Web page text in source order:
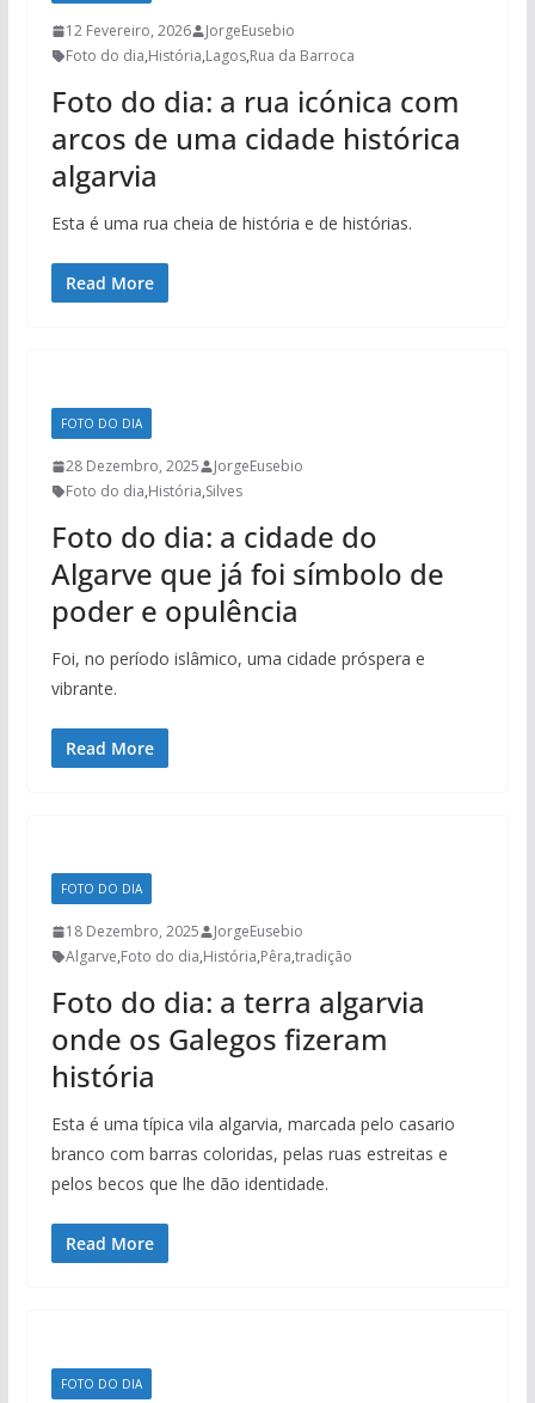
12 Fevereiro, 2026
JorgeEusebio
Foto do dia,História,Lagos,Rua da Barroca
Foto do dia: a rua icónica com
arcos de uma cidade histórica
algarvia
Esta é uma rua cheia de história e de histórias.
Read More
FOTO DO DIA
28 Dezembro, 2025
JorgeEusebio
Foto do dia,História,Silves
Foto do dia: a cidade do
Algarve que já foi símbolo de
poder e opulência
Foi, no período islâmico, uma cidade próspera e
vibrante.
Read More
FOTO DO DIA
18 Dezembro, 2025
JorgeEusebio
Algarve,Foto do dia,História,Pêra,tradição
Foto do dia: a terra algarvia
onde os Galegos fizeram
história
Esta é uma típica vila algarvia, marcada pelo casario
branco com barras coloridas, pelas ruas estreitas e
pelos becos que lhe dão identidade.
Read More
FOTO DO DIA